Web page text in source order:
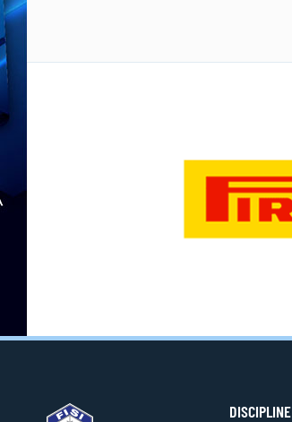
DISCIPLINE